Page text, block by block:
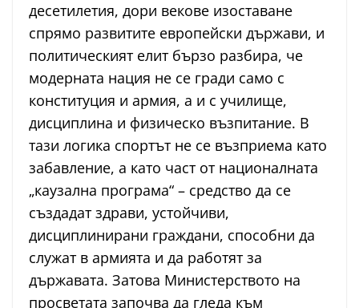
десетилетия, дори векове изоставане
спрямо развитите европейски държави, и
политическият елит бързо разбира, че
модерната нация не се гради само с
конституция и армия, а и с училище,
дисциплина и физическо възпитание. В
тази логика спортът не се възприема като
забавление, а като част от националната
„каузална програма“ – средство да се
създадат здрави, устойчиви,
дисциплинирани граждани, способни да
служат в армията и да работят за
държавата. Затова Министерството на
просветата започва да гледа към